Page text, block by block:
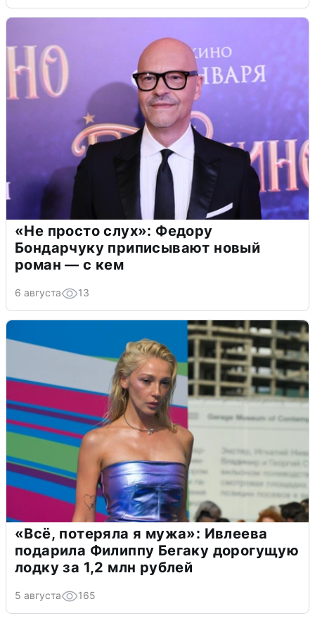
«Не просто слух»: Федору
Бондарчуку приписывают новый
роман — с кем
6 августа 13
«Всё, потеряла я мужа»: Ивлеева
подарила Филиппу Бегаку дорогущую
лодку за 1,2 млн рублей
5 августа 165